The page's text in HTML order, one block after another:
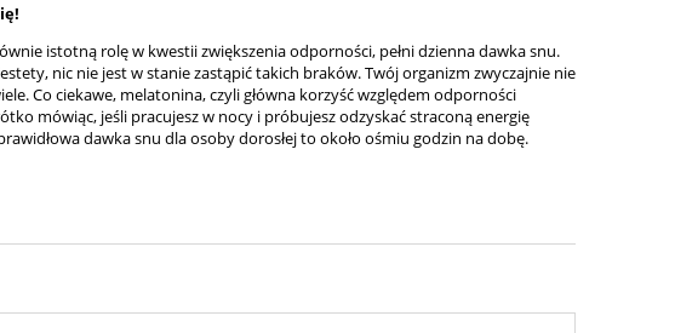
istotną rolę w kwestii zwiększenia odporności, pełni dzienna dawka snu.
nic nie jest w stanie zastąpić takich braków. Twój organizm zwyczajnie nie
Co ciekawe, melatonina, czyli główna korzyść względem odporności
mówiąc, jeśli pracujesz w nocy i próbujesz odzyskać straconą energię
dawka snu dla osoby dorosłej to około ośmiu godzin na dobę.